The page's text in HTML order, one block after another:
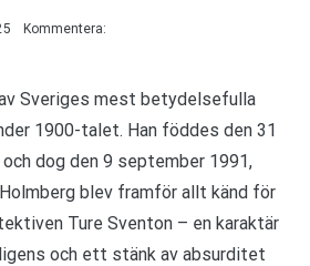
Kommentera:
Sveriges mest betydelsefulla
1900-talet. Han föddes den 31
dog den 9 september 1991,
blev framför allt känd för
Ture Sventon – en karaktär
och ett stänk av absurditet